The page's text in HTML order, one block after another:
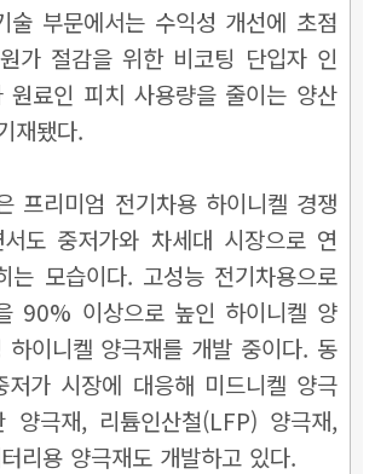
술 부문에서는 수익성 개선에 초점
가 절감을 위한 비코팅 단입자 인
원료인 피치 사용량을 줄이는 양산
재됐다.
프리미엄 전기차용 하이니켈 경쟁
도 중저가와 차세대 시장으로 연
는 모습이다. 고성능 전기차용으로
90% 이상으로 높인 하이니켈 양
하이니켈 양극재를 개발 중이다. 동
저가 시장에 대응해 미드니켈 양극
양극재, 리튬인산철(LFP) 양극재,
리용 양극재도 개발하고 있다.